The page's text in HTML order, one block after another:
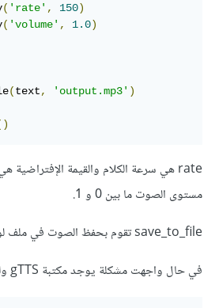
('rate', 150)
('volume', 1.0)
(text, 'output.mp3')
()
مستوى الصوت ما بين 0 و 1.
save_to_file تقوم بحفظ الصوت في ملف لو أردت، أي ذلك إختياري.
في حال واجهت مشكلة يوجد مكتبة gTTS ولكنها تتطلب اتصالًا بالإنترنت.